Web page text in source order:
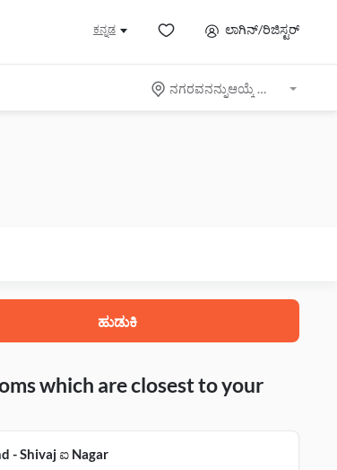
ಕನ್ನಡ ಲಾಗಿನ್/ರಿಜಿಸ್ಟರ್
ನಗರವನನ್ನುಆಯ್ಕೆ ಮಾಡಿ
ಹುಡುಕಿ
which are closest to your
- Shivaj ಐ Nagar